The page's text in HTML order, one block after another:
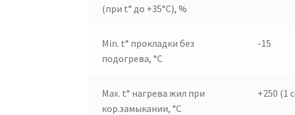
(при t° до +35°C), %
Min. t° прокладки без
подогрева, °C
-15
Max. t° нагрева жил при
кор.замыкании, °C
+250 (1